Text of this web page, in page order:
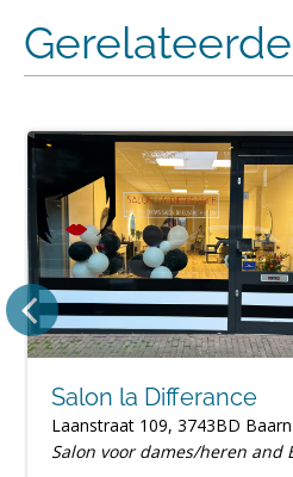
Salon la Differance
Laanstraat 109, 3743BD Baarn
Salon voor dames/heren and